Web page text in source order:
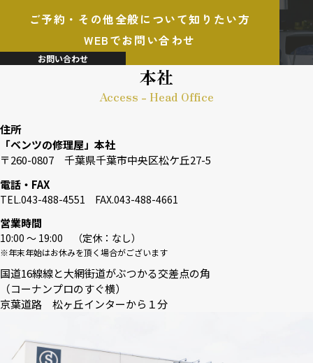
ご予約・その他全般について知りたい方
WEBでお問い合わせ
お問い合わせ
本社
Access - Head Office
住所
「ベンツの修理屋」本社
〒260-0807 千葉県千葉市中央区松ケ丘27-5
電話・FAX
TEL.043-488-4551 FAX.043-488-4661
営業時間
10:00 〜 19:00 （定休：なし）
※年末年始はお休みを頂く場合がございます
国道16線線と大網街道がぶつかる交差点の角
（コーナンプロのすぐ横）
京葉道路 松ヶ丘インターから１分